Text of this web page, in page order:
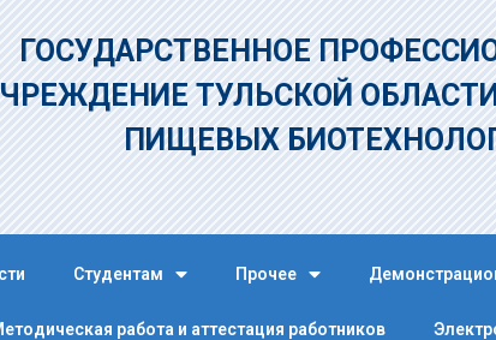
ГОСУДАРСТВЕННОЕ
ТУЛЬСКОЙ
ПИЩЕВЫХ
Студентам Прочее
работа и аттестация работников